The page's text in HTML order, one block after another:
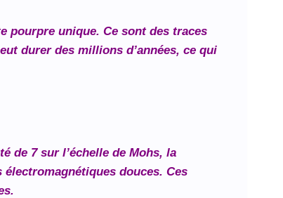
pourpre unique. Ce sont des traces
durer des millions d’années, ce qui
de 7 sur l’échelle de Mohs, la
douces. Ces